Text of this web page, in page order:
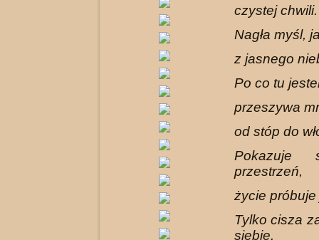
czystej chwili.
Nagła myśl,
z jasnego
Po co tu
przeszywa
od stóp do
Pokazuje
przestrzeń,
życie próbuje
Tylko cisza
siebie.